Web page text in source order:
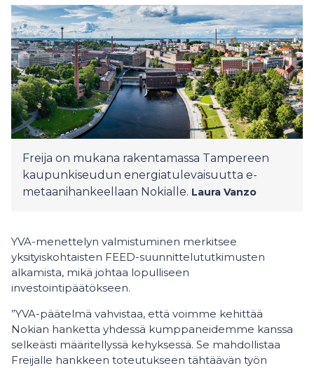
Freija on mukana rakentamassa Tampereen
kaupunkiseudun energiatulevaisuutta e-
metaanihankeellaan Nokialle. Laura Vanzo
YVA-menettelyn valmistuminen merkitsee
yksityiskohtaisten FEED-suunnittelututkimusten
alkamista, mikä johtaa lopulliseen
investointipäätökseen.
”YVA-päätelmä vahvistaa, että voimme kehittää
Nokian hanketta yhdessä kumppaneidemme kanssa
selkeästi määritellyssä kehyksessä. Se mahdollistaa
Freijalle hankkeen toteutukseen tähtäävän työn